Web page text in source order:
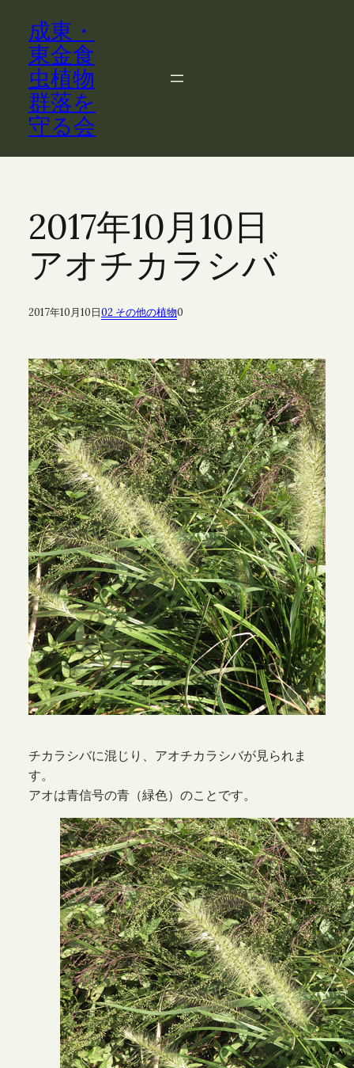
成東・
東金食
虫植物
群落を
守る会
2017年10月10日
アオチカラシバ
2017年10月10日02 その他の植物0
チカラシバに混じり、アオチカラシバが見られま
す。
アオは青信号の青（緑色）のことです。